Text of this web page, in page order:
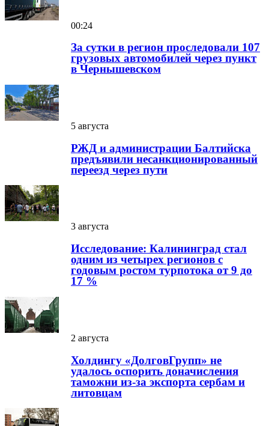
00:24
За сутки в регион проследовали 107
грузовых автомобилей через пункт
в Чернышевском
5 августа
РЖД и администрации Балтийска
предъявили несанкционированный
переезд через пути
3 августа
Исследование: Калининград стал
одним из четырех регионов с
годовым ростом турпотока от 9 до
17 %
2 августа
Холдингу «ДолговГрупп» не
удалось оспорить доначисления
таможни из-за экспорта сербам и
литовцам